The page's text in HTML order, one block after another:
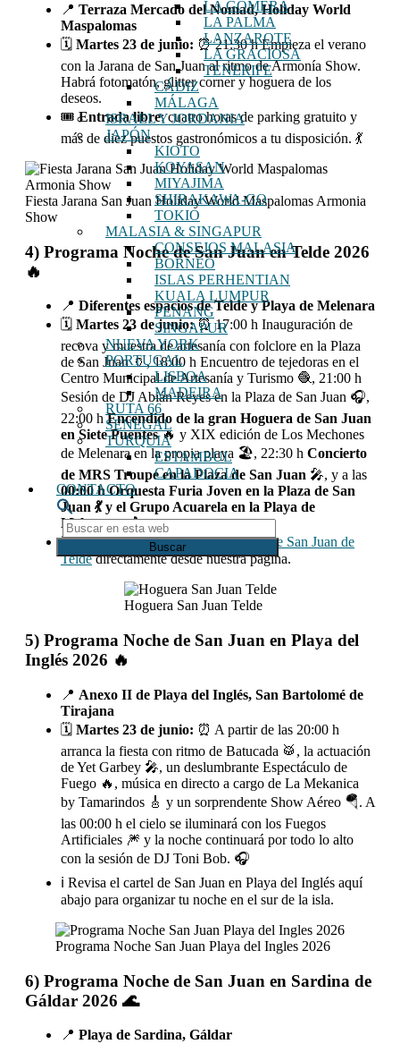
LA GOMERA
LA PALMA
LANZAROTE
LA GRACIOSA
TENERIFE
CÁDIZ
MÁLAGA
ISRAEL Y JORDANIA
JAPÓN
KIOTO
KOYASAN
MIYAJIMA
SHIRAKAWA-GO
TOKIO
MALASIA & SINGAPUR
CONSEJOS MALASIA
BORNEO
ISLAS PERHENTIAN
KUALA LUMPUR
PENANG
SINGAPUR
NUEVA YORK
PORTUGAL
LISBOA
MADEIRA
RUTA 66
SENEGAL
TURQUIA
ESTAMBUL
CAPADOCIA
CONTACTO
Buscar
en
esta
📍 Terraza Mercado del Nomad, Holiday World
Maspalomas
🗓️ Martes 23 de junio: ⏰ 21:30 h Empieza el verano
con la Jarana de San Juan al ritmo de Armonía Show.
Habrá fotomatón, glitter corner y hoguera de los
deseos.
🎟Entrada libre: cuatro horas de parking gratuito y
más de diez puestos gastronómicos a tu disposición. 💃
Fiesta Jarana San Juan Holiday World Maspalomas Armonia
Show
4) Programa Noche de San Juan en Telde 2026
🔥
📍 Diferentes espacios de Telde y Playa de Melenara
🗓️ Martes 23 de junio:⏰ 17:00 h Inauguración de
recova y muestra de artesanía con folclore en la Plaza
de San Juan 🏺, 18:00 h Encuentro de tejedoras en el
Centro Municipal de Artesanía y Turismo 🧶, 21:00 h
Sesión de DJ Abián Reyes en la Plaza de San Juan 🎧,
22:00 hEncendido de la gran Hoguera de San Juan
en Siete Puentes🔥 y XIX edición de Los Mechones
de Melenara en la propia playa 🏖️, 22:30 h Concierto
de MRS Troupe en la Plaza de San Juan 🎤, y a las
00:00 h Orquesta Furia Joven en la Plaza de San
Juan 💃 y el Grupo Acuarela en la Playa de
Melenara. 🎶
ℹ️ Descarga elPrograma de las fiestas de San Juan de
Teldedirectamente desde nuestra página.
Hoguera San Juan Telde
5) Programa Noche de San Juan en Playa del
Inglés 2026 🔥
📍 Anexo II de Playa del Inglés, San Bartolomé de
Tirajana
🗓️ Martes 23 de junio: ⏰ A partir de las 20:00 h
arranca la fiesta con ritmo de Batucada 🥁, la actuación
de Yet Garbey 🎤, un deslumbrante Espectáculo de
Fuego 🔥, música en directo a cargo de La Mekanica
by Tamarindos 🎸 y un sorprendente Show Aéreo 🪂. A
las 00:00 h el cielo se iluminará con los Fuegos
Artificiales 🎆 y la noche continuará por todo lo alto
con la sesión de DJ Toni Bob. 🎧
ℹ️ Revisa el cartel de San Juan en Playa del Inglés aquí
abajo para organizar tu noche en el sur de la isla.
Programa Noche San Juan Playa del Ingles 2026
6) Programa Noche de San Juan en Sardina de
Gáldar 2026 🌊
📍 Playa de Sardina, Gáldar